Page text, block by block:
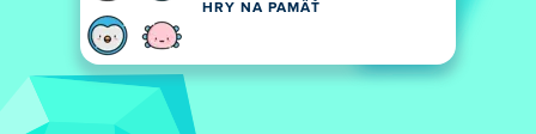
HRY NA PAMÄŤ